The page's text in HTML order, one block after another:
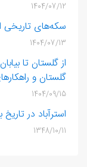
1404/07/12
سکه‌های تاریخی
1404/07/13
از گلستان تا
گلستان و
1404/09/15
استرآباد در
1348/10/11